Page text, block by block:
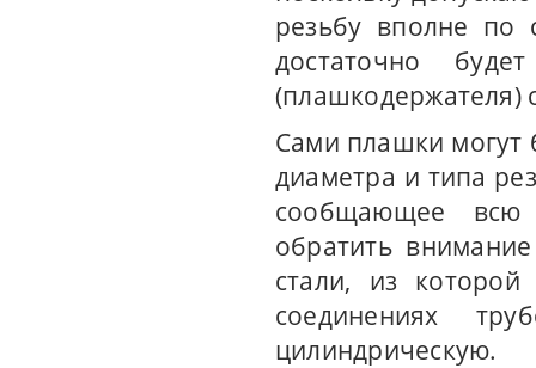
резьбу вполне по
достаточно
(плашкодержателя)
Сами плашки могут
диаметра и типа
сообщающее всю
обратить
стали, из
соединениях
цилиндрическую.